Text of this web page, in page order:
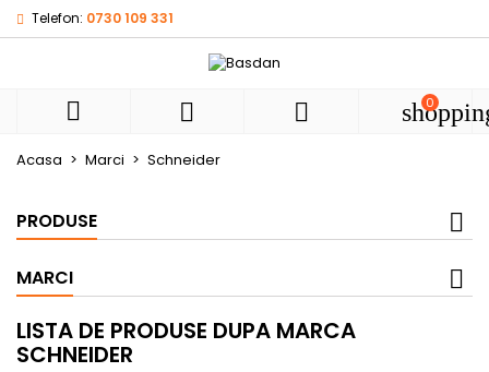
Telefon: 0730 109 331
   0
Acasa Marci Schneider
PRODUSE
MARCI
LISTA DE PRODUSE DUPA MARCA
SCHNEIDER
My wishlists
Create new
((modalTitle))
((confirmMessage))
((cancelText))
((title))
((label))
((createText))
Autentificare
Ai nevoie sa fii autentificat pentru a salva produsele in
de dorinte.